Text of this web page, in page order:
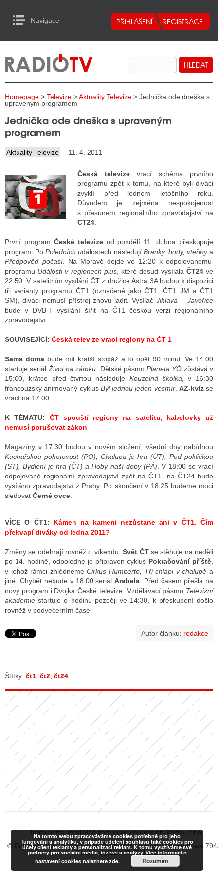
Navigace
RADIA
TELEVIZE
INTERNET
TISK
RADIA
RÁDIÍ
RÁDIÍ
VYSÍLAČE
TELEVIZE
TELEVIZÍ
VYSÍLAČE
INTERNET
RÁDIA
STRÁNKY RÁDIÍ
STRÁNKY TV
TISK
STÁT BLOGEREM
DISKUTÉRA NA RADIOTV
STARŠÍCH DISKUZÍ
to Content
Homepage > Televize >Aktuality Televize > Jednička ode dneška s
upraveným programem
Jednička ode dneška s upraveným
programem
Aktuality Televize 11. 4. 2011
Česká televize vrací schéma prvního
programu zpět k tomu, na které byli diváci
zvyklí před lednem letošního roku.
Důvodem je zejména nespokojenost
s přesunem regionálního zpravodajství na
ČT24
První program České televizeod pondělí 11. dubna přeskupuje
program. PoPoledních událostech následují Branky, body, vteřinya
Předpověď počasí. Na Moravě dojde ve 12:20 k odpojovanému
programu Události v regionech plus, které dosud vysílala ČT24ve
22:50. V satelitním vysílání ČT z družice Astra 3A budou k dispozici
tři varianty programu ČT1 (označené jako ČT1, ČT1 JM a ČT1
SM), diváci nemusí přístroj znovu ladit. Vysílač Jihlava – Javořice
bude v DVB-T vysílání šířit na ČT1 českou verzi regionálního
zpravodajství.
SOUVISEJÍCÍ: Česká televize vrací regiony na ČT 1
Sama domabude mít kratší stopáž a to opět 90 minut. Ve 14:00
startuje seriál Život na zámku . Dětské pásmoPlaneta YÓ zůstává v
15:00, krátce před čtvrtou následuje Kouzelná školka , v 16:30
francouzský animovaný cyklus Byl jednou jeden vesmír. AZ-kvízse
vrací na 17:00.
K TÉMATU: ČT spouští regiony na satelitu, kabelovky už
nemusí porušovat zákon
Magazíny v 17:30 budou v novém složení, všední dny nabídnou
Kuchařskou pohotovost (PO), Chalupa je hra (ÚT), Pod pokličkou
(ST), Bydlení je hra (ČT) a Hoby naší doby (PÁ) . V 18:00 se vrací
odpojované regionální zpravodajství zpět na ČT1, na ČT24 bude
vysíláno zpravodajství z Prahy. Po skončení v 18:25 budeme moci
sledovat Černé ovce
VÍCE O ČT1: Kámen na kameni nezůstane ani v ČT1. Čím
překvapí diváky od ledna 2011?
Změny se odehrají rovněž o víkendu.Svět ČTse stěhuje na neděli
po 14. hodině, odpoledne je připraven cyklus Pokračování příště
v jehož rámci zhlédnemeCirkus Humberto, Tři chlapi v chalupě a
jiné. Chybět nebude v 18:00 seriálArabela . Před časem přešla na
nový program i Dvojka České televize. Vzdělávací pásmo Televizní
akademie startuje o hodinu později ve 14:30, k přeskupení došlo
rovněž v podvečerním čase.
Autor článku: redakce
Štítky: čt1 čt2 čt24
Tento portál mediálně zastupuje Impression Media, s.r.o.
© Copyright RadiaCZ s.r.o., IČO: 06533434, Sídlo: Koperníkova
Vinohrady, 120 00 Praha 2
Na tomto webu zpracováváme cookies potřebné pro jeho
fungování a analytiku, v případě udělení souhlasu také cookies pro
účely cílení reklamy a personalizaci reklam. K tomu využíváme své
partnery pro sociální média, inzerci a analýzy. Více informací o
nastavení cookies naleznete zde. Rozumím